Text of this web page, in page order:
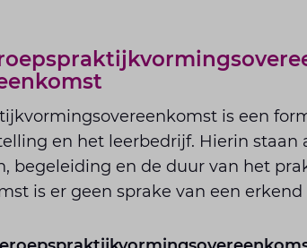
is een
en het leerbedrijf. Hierin staan
begeleiding en de duur van het
is er geen sprake van een